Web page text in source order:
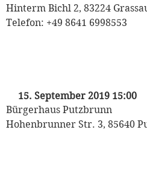
15. September 2019 15:00
Bürgerhaus Putzbrunn
Hohenbrunner Str. 3, 85640
Hinterm Bichl 2, 83224
Telefon: +49 8641 6998553